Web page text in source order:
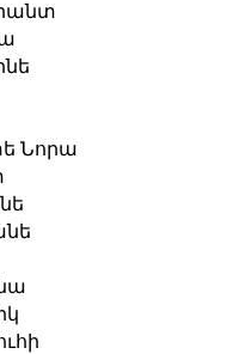
Նորա